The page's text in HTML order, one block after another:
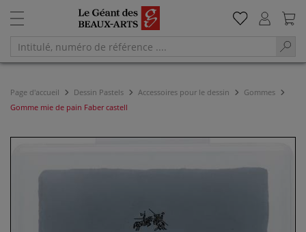
Page d'accueil Dessin Pastels Accessoires pour le dessin
Gommes
Gomme mie de pain Faber castell